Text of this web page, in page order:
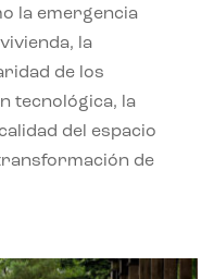
la emergencia
la
de los
tecnológica, la
del espacio
de